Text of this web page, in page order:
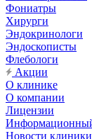
Фониатры
Хирурги
Эндокринологи
Эндоскописты
Флебологи
Акции
О клинике
О компании
Лицензии
Новости клиники